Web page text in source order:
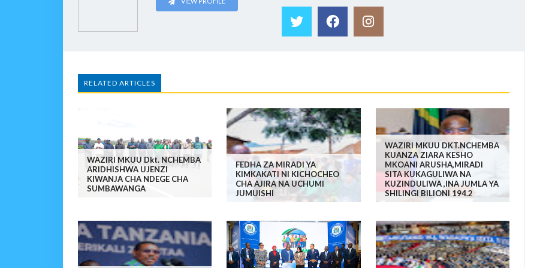
RELATED ARTICLES
WAZIRI MKUU Dkt. NCHEMBA
ARIDHISHWA UJENZI
KIWANJA CHA NDEGE CHA
SUMBAWANGA
FEDHA ZA MIRADI YA
KIMKAKATI NI KICHOCHEO
CHA AJIRA NA UCHUMI
JUMUISHI
WAZIRI MKUU DKT.NCHEMBA
KUANZA ZIARA KESHO
MKOANI ARUSHA,MIRADI
SITA KUKAGULIWA NA
KUZINDULIWA ,INA JUMLA YA
SHILINGI BILIONI 194.2